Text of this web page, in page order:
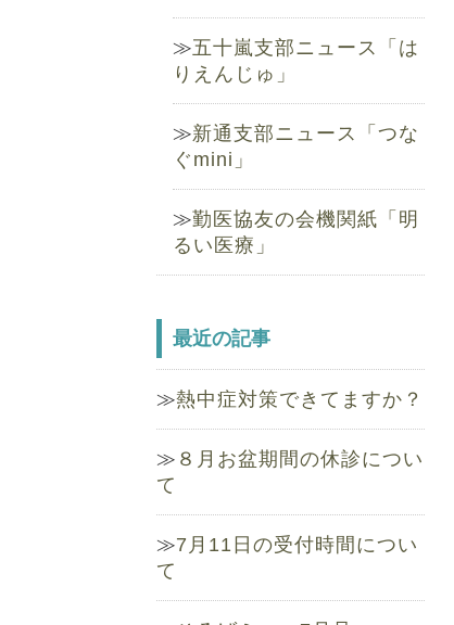
五十嵐支部ニュース「は
りえんじゅ」
新通支部ニュース「つな
ぐmini」
勤医協友の会機関紙「明
るい医療」
最近の記事
熱中症対策できてますか？
８月お盆期間の休診につい
て
7月11日の受付時間につい
て